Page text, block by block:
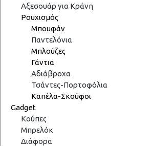
Αξεσουάρ για Κράνη
Ρουχισμός
Μπουφάν
Παντελόνια
Μπλούζες
Γάντια
Αδιάβροχα
Τσάντες-Πορτοφόλια
Καπέλα-Σκούφοι
Gadget
Κούπες
Μπρελόκ
Διάφορα